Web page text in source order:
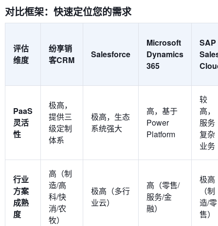
对比框架：快速定位您的需求
评估
维度
纷享销
客CRM
Salesforce
Microsoft
Dynamics
365
SAP
PaaS
灵活
性
极高，
提供三
级定制
体系
极高，生态
系统强大
高，基于
Power
Platform
较
高，
服务
复杂
业务
行业
方案
成熟
度
高（制
造/高
科/快
消/农
牧）
极高（多行
业云）
高（零售/
服务/金
融）
极高
（制
造/零
售）